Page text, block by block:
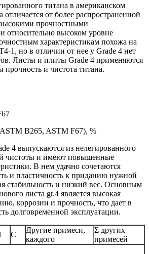
титана в американском
от более распространенной
прочностными
относительно высоком уровне
характеристикам похожа на
1, но в отличии от нее у Grade 4 нет
Листы и плиты Grade 4 применяются
прочность и чистота титана.
B265, ASTM F67), %
4 выпускаются из нелегированного
чистоты и имеют повышенные
В нем удачно сочетаются
и пластичность к приданию нужной
стабильность и низкий вес. Основным
листа gr.4 является высокая
коррозии и прочность, что дает в
долговременной эксплуатации.
C
Другие примеси,
каждого
Σ других
примесей